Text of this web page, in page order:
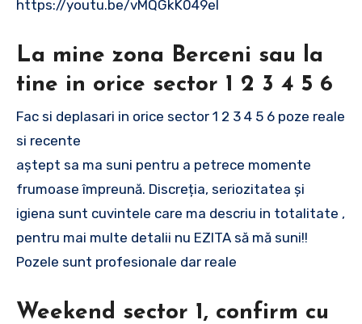
https://youtu.be/vMQGkK049eI
La mine zona Berceni sau la
tine in orice sector 1 2 3 4 5 6
Fac si deplasari in orice sector 1 2 3 4 5 6 poze reale
si recente
aștept sa ma suni pentru a petrece momente
frumoase împreună. Discreția, seriozitatea și
igiena sunt cuvintele care ma descriu in totalitate ,
pentru mai multe detalii nu EZITA să mă suni!!
Pozele sunt profesionale dar reale
Weekend sector 1, confirm cu